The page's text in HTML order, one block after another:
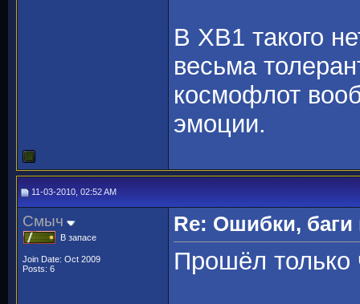
В ХВ1 такого
весьма
космофлот
эмоции.
11-03-2010, 02:52 AM
Смыч
В запасе
Join Date: Oct 2009
Posts: 6
Re: Ошибки, баги
Прошёл только